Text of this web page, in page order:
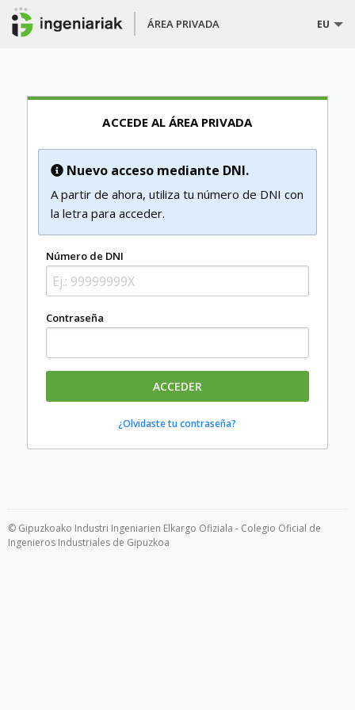
ÁREA PRIVADA EU
ACCEDE AL ÁREA PRIVADA
Nuevo acceso mediante DNI.
A partir de ahora, utiliza tu número de DNI con
la letra para acceder.
Número de DNI
Contraseña
ACCEDER
¿Olvidaste tu contraseña?
© Gipuzkoako Industri Ingeniarien Elkargo Ofiziala - Colegio Oficial de
Ingenieros Industriales de Gipuzkoa